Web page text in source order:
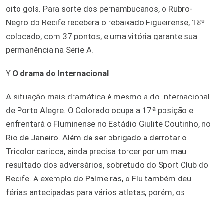
oito gols. Para sorte dos pernambucanos, o Rubro-
Negro do Recife receberá o rebaixado Figueirense, 18º
colocado, com 37 pontos, e uma vitória garante sua
permanência na Série A.
ϒ O drama do Internacional
A situação mais dramática é mesmo a do Internacional
de Porto Alegre. O Colorado ocupa a 17ª posição e
enfrentará o Fluminense no Estádio Giulite Coutinho, no
Rio de Janeiro. Além de ser obrigado a derrotar o
Tricolor carioca, ainda precisa torcer por um mau
resultado dos adversários, sobretudo do Sport Club do
Recife. A exemplo do Palmeiras, o Flu também deu
férias antecipadas para vários atletas, porém, os